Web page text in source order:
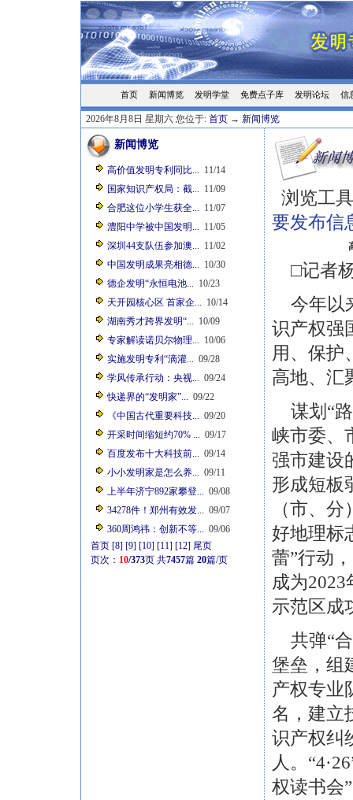
首页 新闻博览 发明学堂 免费点子库 发明论坛 信
2026年8月8日 星期六 您位于: 首页 → 新闻博览
新闻博览
高价值发明专利同比... 11/14
国家知识产权局：截... 11/09
合肥这位小学生获全... 11/07
澧阳中学被中国发明... 11/05
深圳44支队伍参加澳... 11/02
中国发明成果亮相德... 10/30
德企发明“永恒电池... 10/23
天开园核心区 首家企... 10/14
湖南秀才跨界发明“... 10/09
专家解读诺贝尔物理... 10/06
实施发明专利“滴灌... 09/28
学风传承行动：央视... 09/24
快递界的“发明家”... 09/22
《中国古代重要科技... 09/20
开采时间缩短约70% ... 09/17
百度发布十大科技前... 09/14
小小发明家是怎么养... 09/11
上半年济宁892家攀登... 09/08
34278件！郑州有效发... 09/07
360周鸿祎：创新不等... 09/06
首页 [8] [9] [10] [11] [12] 尾页
页次： 10/373页 共7457篇 20篇/页
浏览工
要发布信
□记者
今年以
识产权强
用、保护
高地、汇
谋划“路
峡市委、
强市建设
形成短板
（市、
好地理标
蕾”行动
成为
示范区成
共弹“合
堡垒，组
产权专业
名，建立
识产权纠
人。
权读书会